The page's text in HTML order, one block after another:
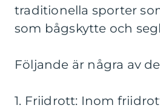
traditionella sporter
som bågskytte och
Följande är några av
1. Friidrott: Inom